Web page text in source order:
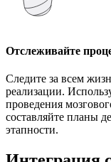
Отслеживайте
Следите за всем
реализации.
проведения
составляйте планы
этапности.